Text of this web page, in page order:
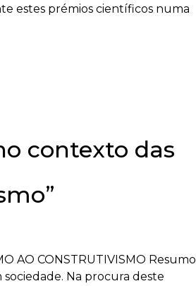
estes prémios científicos numa
contexto das
AO CONSTRUTIVISMO Resumo
Na procura deste